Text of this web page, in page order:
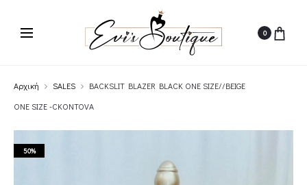
0
Αρχική SALES
BACKSLIT BLAZER BLACK ONE SIZE//BEIGE
ONE SIZE -CKONTOVA
50%